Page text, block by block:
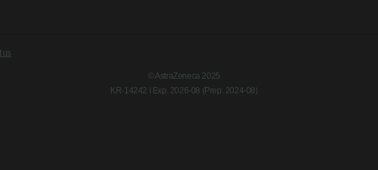
us
© AstraZeneca 2025
KR-14242 l Exp. 2026-08 (Prep. 2024-08)